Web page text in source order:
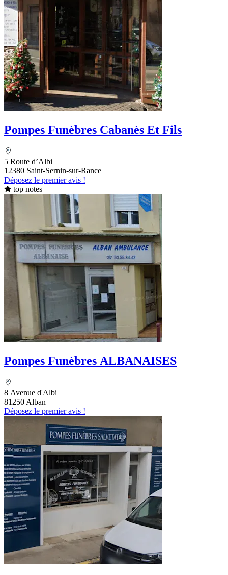
Pompes Funèbres Cabanès Et Fils
5 Route d’Albi
12380 Saint-Sernin-sur-Rance
Déposez le premier avis !
top notes
Pompes Funèbres ALBANAISES
8 Avenue d'Albi
81250 Alban
Déposez le premier avis !